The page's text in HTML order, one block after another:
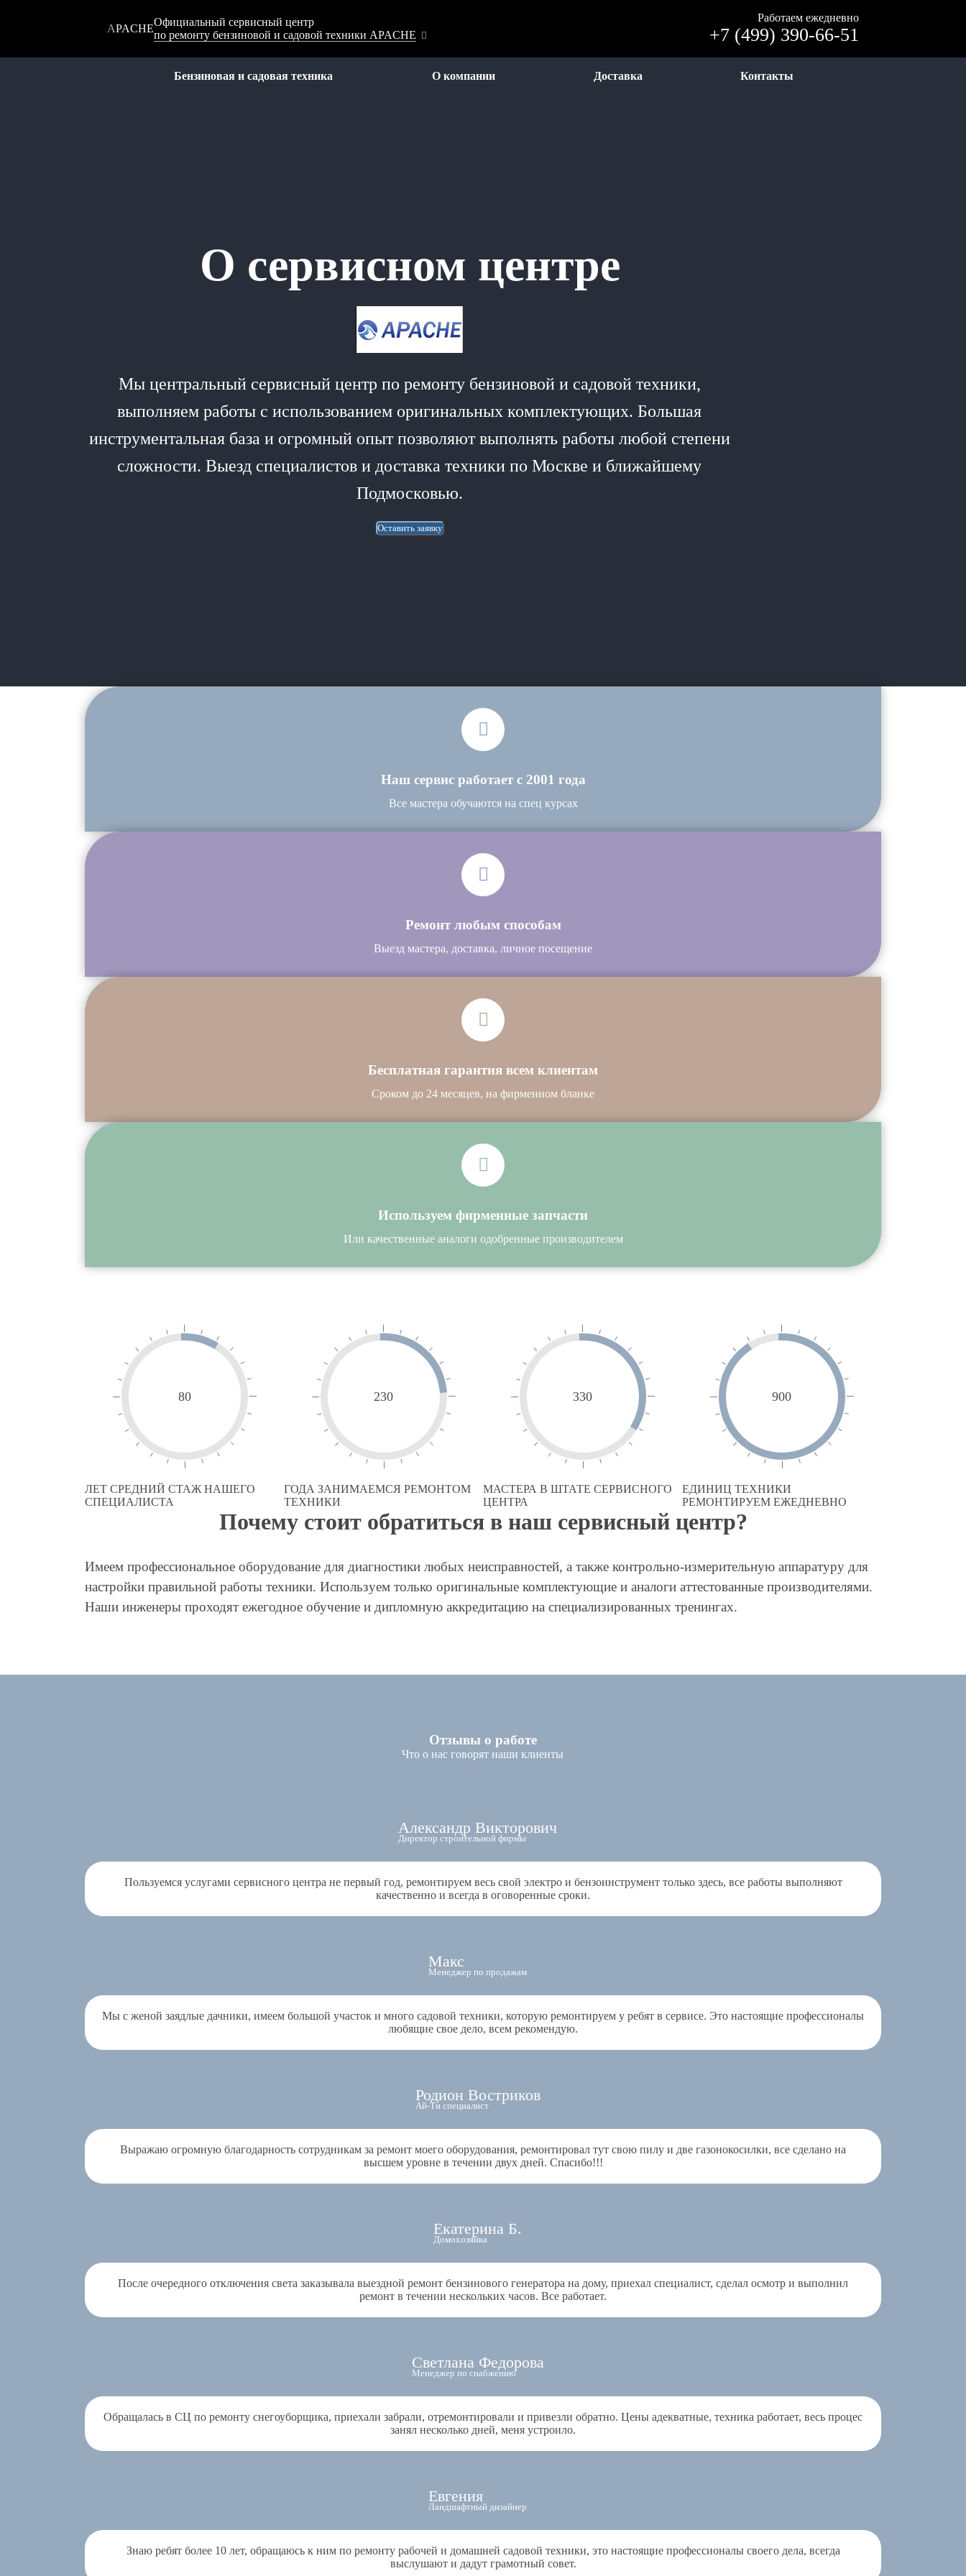
APACHE
Официальный сервисный центр
по ремонту бензиновой и садовой техники APACHE
Работаем ежедневно
+7 (499) 390-66-51
Бензиновая и садовая техника О компании Доставка Контакты
О сервисном центре
Мы центральный сервисный центр по ремонту бензиновой и садовой техники,
выполняем работы с использованием оригинальных комплектующих. Большая
инструментальная база и огромный опыт позволяют выполнять работы любой степени
сложности. Выезд специалистов и доставка техники по Москве и ближайшему
Подмосковью.
Оставить заявку
Наш сервис работает с 2001 года
Все мастера обучаются на спец курсах
Ремонт любым способам
Выезд мастера, доставка, личное посещение
Бесплатная гарантия всем клиентам
Сроком до 24 месяцев, на фирменном бланке
Используем фирменные запчасти
Или качественные аналоги одобренные производителем
80
ЛЕТ СРЕДНИЙ СТАЖ НАШЕГО
СПЕЦИАЛИСТА
230
ГОДА ЗАНИМАЕМСЯ РЕМОНТОМ
ТЕХНИКИ
330
МАСТЕРА В ШТАТЕ СЕРВИСНОГО
ЦЕНТРА
900
ЕДИНИЦ ТЕХНИКИ
РЕМОНТИРУЕМ ЕЖЕДНЕВНО
Почему стоит обратиться в наш сервисный центр?
Имеем профессиональное оборудование для диагностики любых неисправностей, а также контрольно-измерительную аппаратуру для
настройки правильной работы техники. Используем только оригинальные комплектующие и аналоги аттестованные производителями.
Наши инженеры проходят ежегодное обучение и дипломную аккредитацию на специализированных тренингах.
Отзывы о работе
Что о нас говорят наши клиенты
Александр Викторович
Директор строительной фирмы
Пользуемся услугами сервисного центра не первый год, ремонтируем весь свой электро и бензоинструмент только здесь, все работы выполняют
качественно и всегда в оговоренные сроки.
Макс
Менеджер по продажам
Мы с женой заядлые дачники, имеем большой участок и много садовой техники, которую ремонтируем у ребят в сервисе. Это настоящие профессионалы
любящие свое дело, всем рекомендую.
Родион Востриков
Ай-Ти специалист
Выражаю огромную благодарность сотрудникам за ремонт моего оборудования, ремонтировал тут свою пилу и две газонокосилки, все сделано на
высшем уровне в течении двух дней. Спасибо!!!
Екатерина Б.
Домохозяйка
После очередного отключения света заказывала выездной ремонт бензинового генератора на дому, приехал специалист, сделал осмотр и выполнил
ремонт в течении нескольких часов. Все работает.
Светлана Федорова
Менеджер по снабжению
Обращалась в СЦ по ремонту снегоуборщика, приехали забрали, отремонтировали и привезли обратно. Цены адекватные, техника работает, весь процес
занял несколько дней, меня устроило.
Евгения
Ландшафтный дизайнер
Знаю ребят более 10 лет, обращаюсь к ним по ремонту рабочей и домашней садовой техники, это настоящие профессионалы своего дела, всегда
выслушают и дадут грамотный совет.